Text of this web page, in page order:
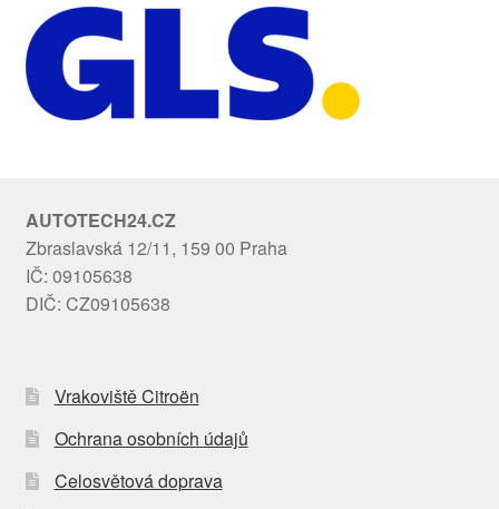
AUTOTECH24.CZ
Zbraslavská 12/11, 159 00 Praha
IČ: 09105638
DIČ: CZ09105638
Vrakoviště Citroën
Ochrana osobních údajů
Celosvětová doprava